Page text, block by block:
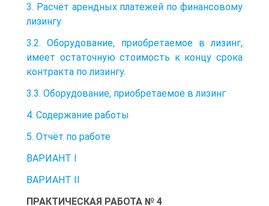
3. Расчёт арендных платежей по финансовому
лизингу
3.2. Оборудование, приобретаемое в лизинг,
имеет остаточную стоимость к концу срока
контракта по лизингу.
3.3. Оборудование, приобретаемое в лизинг
4. Содержание работы
5. Отчёт по работе
ВАРИАНТ I
ВАРИАНТ II
ПРАКТИЧЕСКАЯ РАБОТА № 4